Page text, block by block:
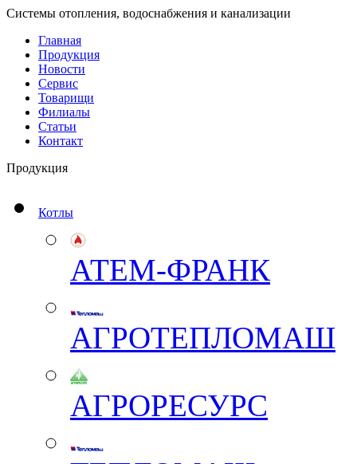
Системы отопления, водоснабжения и канализации
Главная
Продукция
Новости
Сервис
Товарищи
Филиалы
Статьи
Контакт
Продукция
Котлы
АТЕМ-ФРАНК
АГРОТЕПЛОМАШ
АГРОРЕСУРС